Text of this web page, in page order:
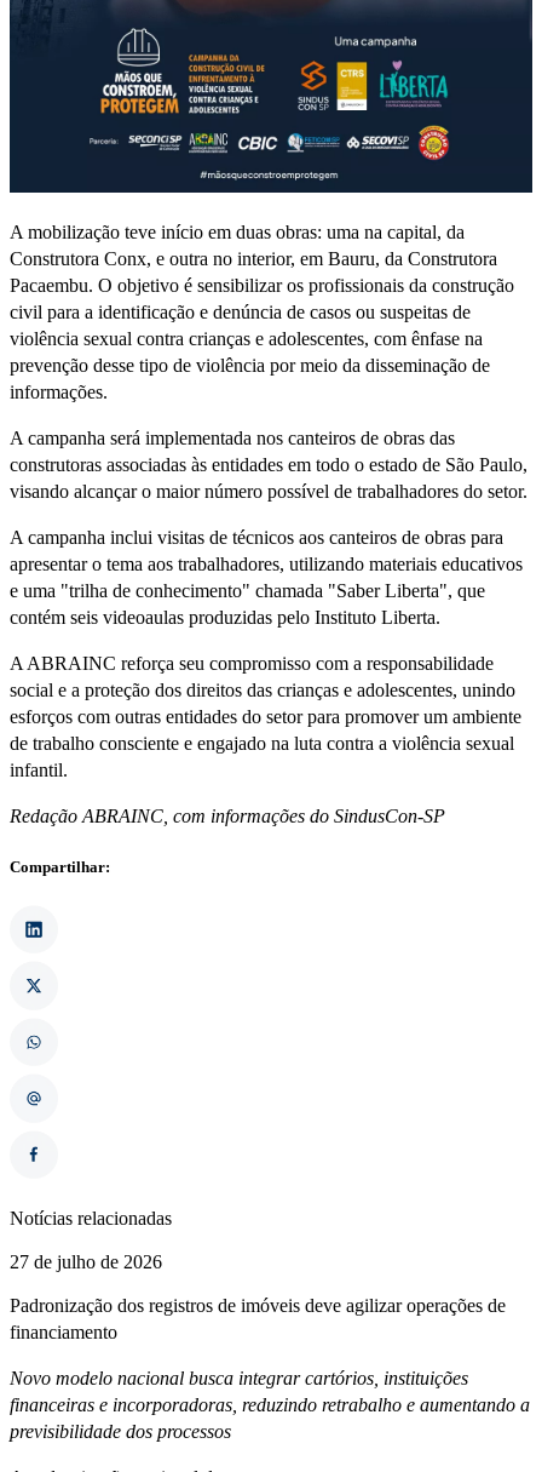
A mobilização teve início em duas obras: uma na capital, da
Construtora Conx, e outra no interior, em Bauru, da Construtora
Pacaembu. O objetivo é sensibilizar os profissionais da construção
civil para a identificação e denúncia de casos ou suspeitas de
violência sexual contra crianças e adolescentes, com ênfase na
prevenção desse tipo de violência por meio da disseminação de
informações.
A campanha será implementada nos canteiros de obras das
construtoras associadas às entidades em todo o estado de São Paulo,
visando alcançar o maior número possível de trabalhadores do setor.
A campanha inclui visitas de técnicos aos canteiros de obras para
apresentar o tema aos trabalhadores, utilizando materiais educativos
e uma "trilha de conhecimento" chamada "Saber Liberta", que
contém seis videoaulas produzidas pelo Instituto Liberta.
A ABRAINC reforça seu compromisso com a responsabilidade
social e a proteção dos direitos das crianças e adolescentes, unindo
esforços com outras entidades do setor para promover um ambiente
de trabalho consciente e engajado na luta contra a violência sexual
infantil.
Redação ABRAINC, com informações do SindusCon-SP
Compartilhar:
Notícias relacionadas
27 de julho de 2026
Padronização dos registros de imóveis deve agilizar operações de
financiamento
Novo modelo nacional busca integrar cartórios, instituições
financeiras e incorporadoras, reduzindo retrabalho e aumentando a
previsibilidade dos processos